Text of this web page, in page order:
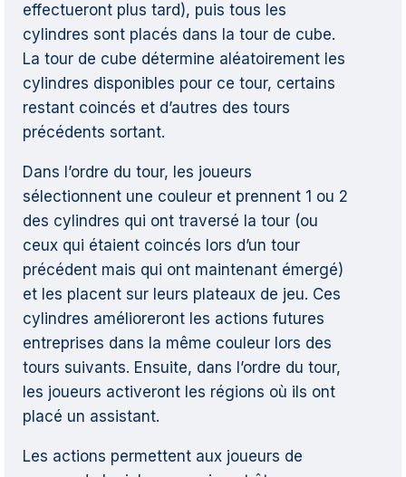
effectueront plus tard), puis tous les
cylindres sont placés dans la tour de cube.
La tour de cube détermine aléatoirement les
cylindres disponibles pour ce tour, certains
restant coincés et d’autres des tours
précédents sortant.
Dans l’ordre du tour, les joueurs
sélectionnent une couleur et prennent 1 ou 2
des cylindres qui ont traversé la tour (ou
ceux qui étaient coincés lors d’un tour
précédent mais qui ont maintenant émergé)
et les placent sur leurs plateaux de jeu. Ces
cylindres amélioreront les actions futures
entreprises dans la même couleur lors des
tours suivants. Ensuite, dans l’ordre du tour,
les joueurs activeront les régions où ils ont
placé un assistant.
Les actions permettent aux joueurs de